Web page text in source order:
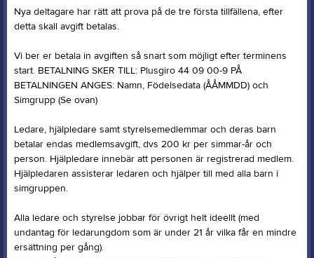
Nya deltagare har rätt att prova på de tre första tillfällena, efter
detta skall avgift betalas.
Vi ber er betala in avgiften så snart som möjligt efter terminens
start. BETALNING SKER TILL: Plusgiro 44 09 00-9 PÅ
BETALNINGEN ANGES: Namn, Födelsedata (ÅÅMMDD) och
Simgrupp (Se ovan)
Ledare, hjälpledare samt styrelsemedlemmar och deras barn
betalar endas medlemsavgift, dvs 200 kr per simmar-år och
person. Hjälpledare innebär att personen är registrerad medlem.
Hjälpledaren assisterar ledaren och hjälper till med alla barn i
simgruppen.
Alla ledare och styrelse jobbar för övrigt helt ideellt (med
undantag för ledarungdom som är under 21 år vilka får en mindre
ersättning per gång).